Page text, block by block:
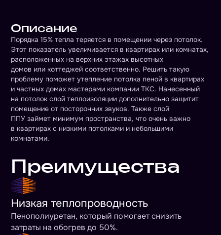
Описание
Порядка 15% тепла теряется в помещении через потолок.
Этот показатель увеличивается в квартирах или комнатах,
расположенных на верхних этажах высотных
домов или коттеджей соответственно. Решить такую
проблему поможет утепление потолка пеной в квартирах
и частных домах мастерами компании ТКС. Нанесенный
на потолок слой теплоизоляции дополнительно защитит
помещение от посторонних звуков. Также слой
ППУ займет минимум пространства, что очень важно
в квартирах с низкими потолками и небольшими
комнатами.
Преимущества
Низкая теплопроводность
Пенополиуретан, который помогает снизить
затраты на обогрев до 50%.